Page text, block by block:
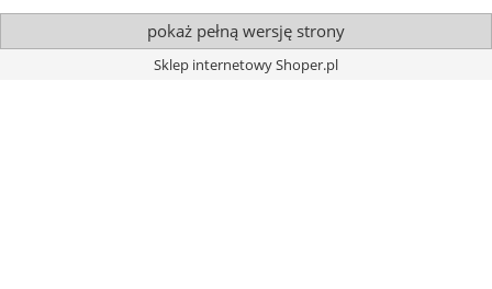
pokaż pełną wersję strony
Sklep internetowy Shoper.pl